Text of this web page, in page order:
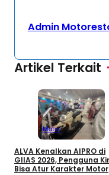
Admin
Artikel Terkait
Motor
ALVA Kenalkan AIPRO di
GIIAS 2026, Pengguna
Bisa Atur Karakter Motor